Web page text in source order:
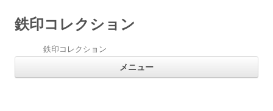
鉄印コレクション
鉄印コレクション
メニュー